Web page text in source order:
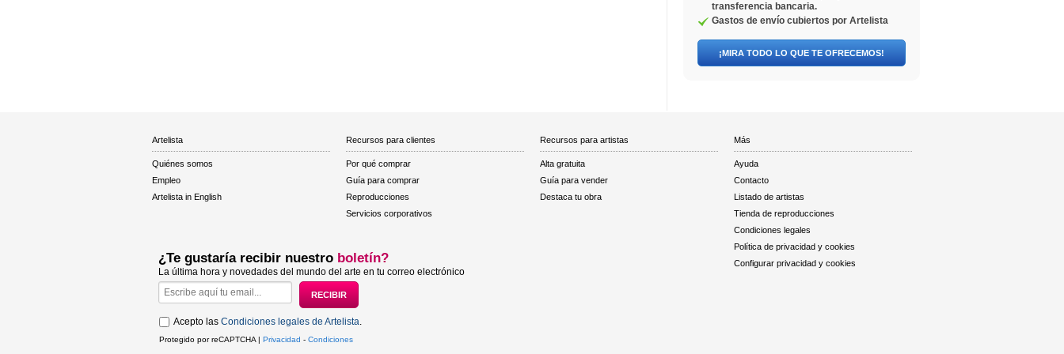
transferencia bancaria.
Gastos de envío cubiertos por Artelista
¡MIRA TODO LO QUE TE OFRECEMOS!
Artelista
Quiénes somos
Empleo
Artelista in English
Recursos para clientes
Por qué comprar
Guía para comprar
Reproducciones
Servicios corporativos
Recursos para artistas
Alta gratuita
Guía para vender
Destaca tu obra
Más
Ayuda
Contacto
Listado de artistas
Tienda de reproducciones
Condiciones legales
Política de privacidad y cookies
Configurar privacidad y cookies
¿Te gustaría recibir nuestro boletín?
La última hora y novedades del mundo del arte en tu correo electrónico
Acepto las Condiciones legales de Artelista.
Protegido por reCAPTCHA | Privacidad - Condiciones